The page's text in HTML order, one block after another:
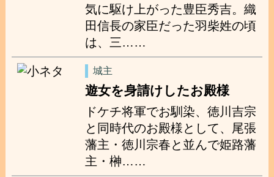
気に駆け上がった豊臣秀吉。織
田信長の家臣だった羽柴姓の頃
は、三……
城主
遊女を身請けしたお殿様
ドケチ将軍でお馴染、徳川吉宗
と同時代のお殿様として、尾張
藩主・徳川宗春と並んで姫路藩
主・榊……